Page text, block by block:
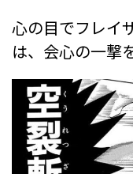
心の目でフレイ
は、会心の一撃